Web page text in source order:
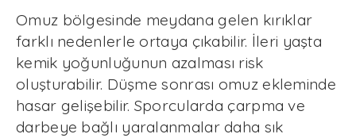
Omuz bölgesinde meydana gelen kırıklar
farklı nedenlerle ortaya çıkabilir. İleri yaşta
kemik yoğunluğunun azalması risk
oluşturabilir. Düşme sonrası omuz ekleminde
hasar gelişebilir. Sporcularda çarpma ve
darbeye bağlı yaralanmalar daha sık